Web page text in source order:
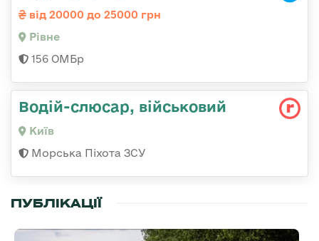
від 20000 до 25000 грн
Рівне
156 ОМБр
Водій-слюсаp, військовий
Київ
Морська Піхота ЗСУ
ПУБЛІКАЦІЇ